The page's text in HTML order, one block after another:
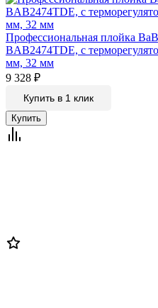
Профессиональная плойка
BAB2474TDE, с
мм, 32 мм
9 328 ₽
Купить в 1 клик